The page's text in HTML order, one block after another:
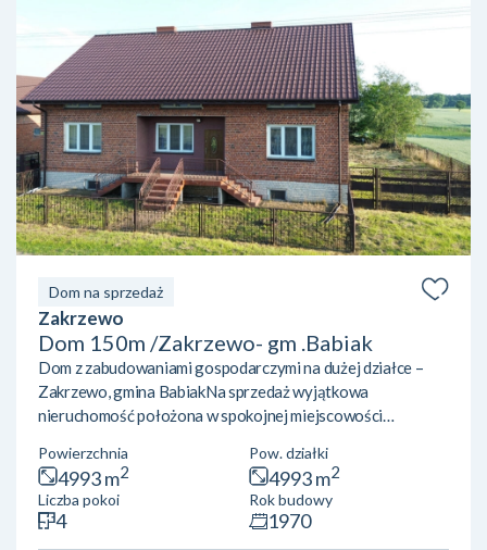
Dom na sprzedaż
Zakrzewo
Dom 150m /Zakrzewo- gm .Babiak
Dom z zabudowaniami gospodarczymi na dużej działce –
Zakrzewo, gmina BabiakNa sprzedaż wyjątkowa
nieruchomość położona w spokojnej miejscowości
miejsce dla osób ceniących ciszę, przestrzeń oraz bliskość
natury. Wieś liczy zaledwie około 200 mieszkańców i
charakteryzuje się spokojnym, rolniczym
charakterem.Nieruchomość obejmuje dom o powierzchni
Powierzchnia
4993 m2
Pow. działki
4993 m2
Liczba pokoi
4
Rok budowy
1970